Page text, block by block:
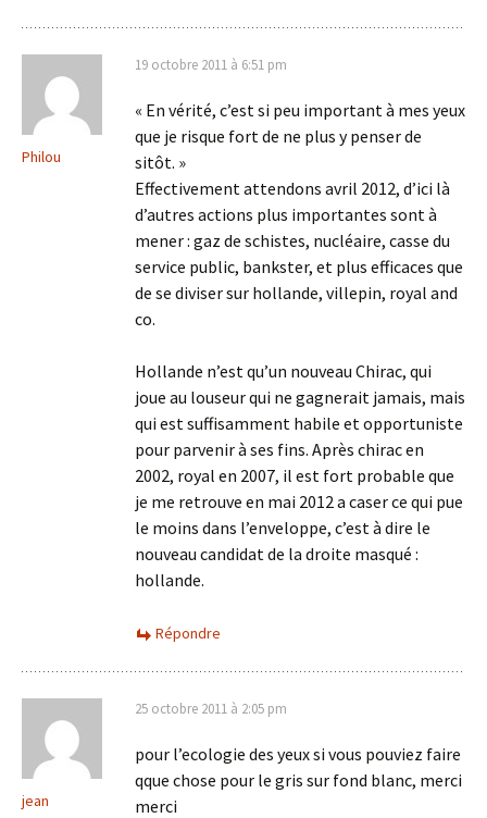
Philou
19 octobre 2011 à 6:51 pm
« En vérité, c’est si peu important à mes yeux
que je risque fort de ne plus y penser de
sitôt. »
Effectivement attendons avril 2012, d’ici là
d’autres actions plus importantes sont à
mener : gaz de schistes, nucléaire, casse du
service public, bankster, et plus efficaces que
de se diviser sur hollande, villepin, royal and
co.
Hollande n’est qu’un nouveau Chirac, qui
joue au louseur qui ne gagnerait jamais, mais
qui est suffisamment habile et opportuniste
pour parvenir à ses fins. Après chirac en
2002, royal en 2007, il est fort probable que
je me retrouve en mai 2012 a caser ce qui pue
le moins dans l’enveloppe, c’est à dire le
nouveau candidat de la droite masqué :
hollande.
Répondre
jean
25 octobre 2011 à 2:05 pm
pour l’ecologie des yeux si vous pouviez faire
qque chose pour le gris sur fond blanc, merci
merci